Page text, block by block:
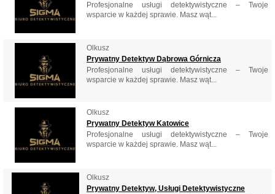
Profesjonalne usługi detektywistyczne – Twoje
wsparcie w każdej sprawie. Masz wąt...
Olkusz
Prywatny Detektyw Dąbrowa Górnicza
Profesjonalne usługi detektywistyczne – Twoje
wsparcie w każdej sprawie. Masz wąt...
Olkusz
Prywatny Detektyw Katowice
Profesjonalne usługi detektywistyczne – Twoje
wsparcie w każdej sprawie. Masz wąt...
Olkusz
Prywatny Detektyw, Usługi Detektywistyczne